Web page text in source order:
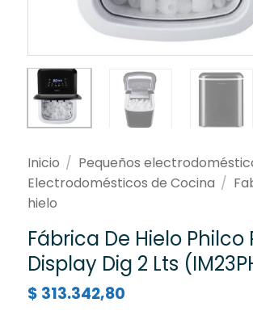
Inicio / Pequeños
Electrodomésticos de Cocina /
hielo
Fábrica De Hielo Philco
Display Dig 2 Lts
$ 313.342,80